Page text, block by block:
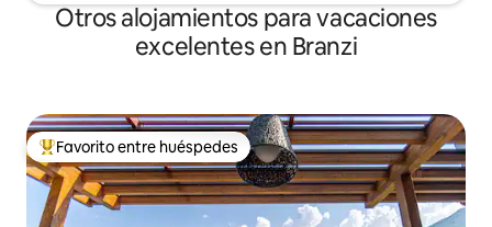
Otros alojamientos para vacaciones
excelentes en Branzi
Favorito entre huéspedes preferido
Favorito entre huéspedes